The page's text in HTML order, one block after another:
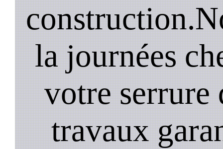
la journées
votre serrure
travaux